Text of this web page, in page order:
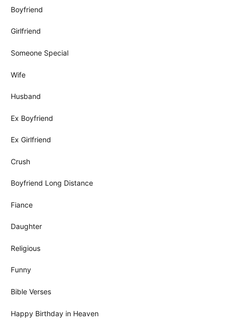
Boyfriend
Girlfriend
Someone Special
Wife
Husband
Ex Boyfriend
Ex Girlfriend
Crush
Boyfriend Long Distance
Fiance
Daughter
Religious
Funny
Bible Verses
Happy Birthday in Heaven